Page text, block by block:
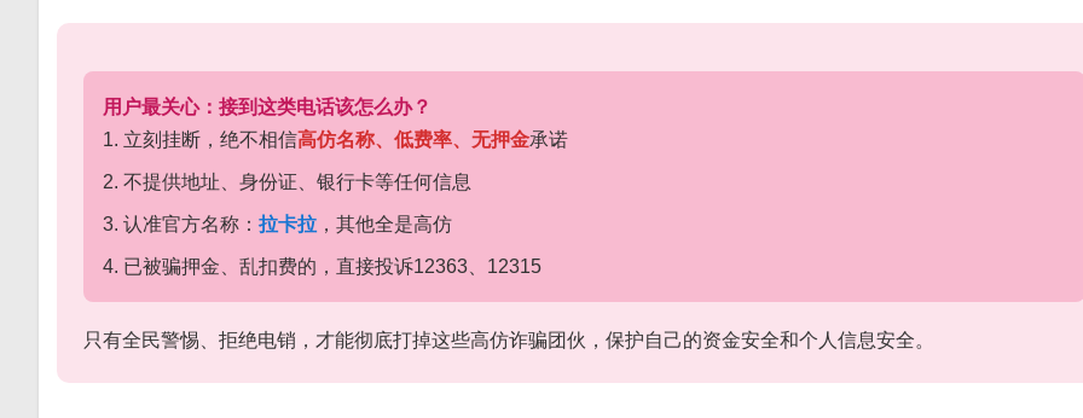
用户最关心：接到这类电话该怎么办？
1. 立刻挂断，绝不相信高仿名称、低费率、无押金承诺
2. 不提供地址、身份证、银行卡等任何信息
3. 认准官方名称： 拉卡拉 ，其他全是高仿
4. 已被骗押金、乱扣费的，直接投诉12363、12315
只有全民警惕、拒绝电销，才能彻底打掉这些高仿诈骗团伙，保护自己的资金安全和个人信息安全。